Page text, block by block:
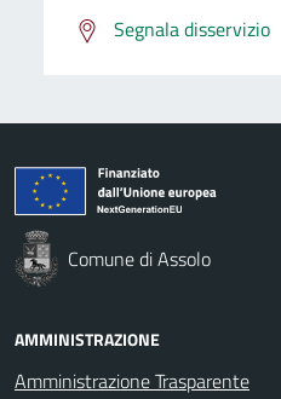
Segnala disservizio
Comune di Assolo
AMMINISTRAZIONE
Amministrazione Trasparente